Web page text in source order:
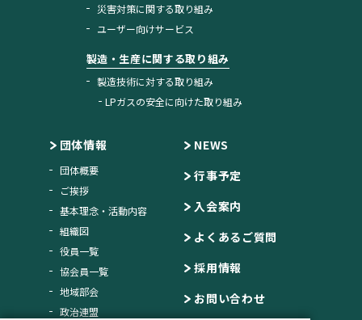
団体情報
団体概要
ご挨拶
基本理念・活動内容
組織図
役員一覧
協会員一覧
地域部会
政治連盟
災害対策に関する取り組み
ユーザー向けサービス
製造・生産に関する取り組み
製造技術に対する取り組み
LPガスの安全に向けた取り組み
NEWS
行事予定
入会案内
よくあるご質問
採用情報
お問い合わせ